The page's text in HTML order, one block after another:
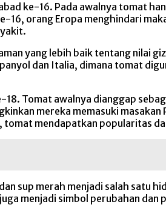
ke-16. Pada awalnya tomat
16, orang Eropa menghindari
yang lebih baik tentang
dan Italia, dimana tomat
Tomat awalnya dianggap
mereka memasuki
mendapatkan popularitas
sup merah menjadi salah satu
menjadi simbol perubahan dan